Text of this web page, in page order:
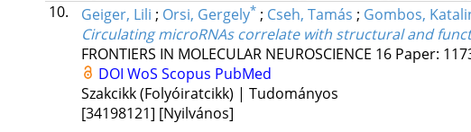
10.
Geiger, Lili ; Orsi, Gergely* ; Cseh, Tamás ; Gombos,
Circulating microRNAs correlate with structural and
FRONTIERS IN MOLECULAR NEUROSCIENCE 16 Paper:
DOI WoS Scopus PubMed
Szakcikk (Folyóiratcikk) | Tudományos
[34198121] [Nyilvános]